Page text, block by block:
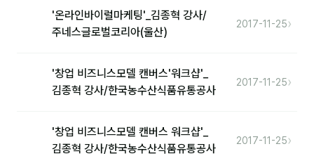
미팅·보고
'온라인바이럴마케팅'_김종혁 강사/
주네스글로벌코리아(울산)
2017-11-25›
'창업 비즈니스모델 캔버스'워크샵'_
김종혁 강사/한국농수산식품유통공사
2017-11-25›
'창업 비즈니스모델 캔버스 워크샵'_
김종혁 강사/한국농수산식품유통공사
2017-11-25›